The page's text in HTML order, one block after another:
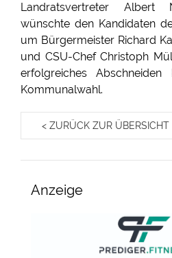
Landratsvertreter Albert
wünschte den Kandidaten
um Bürgermeister Richard
und CSU-Chef Christoph
erfolgreiches
Kommunalwahl.
< ZURÜCK ZUR ÜBERSICHT
Anzeige